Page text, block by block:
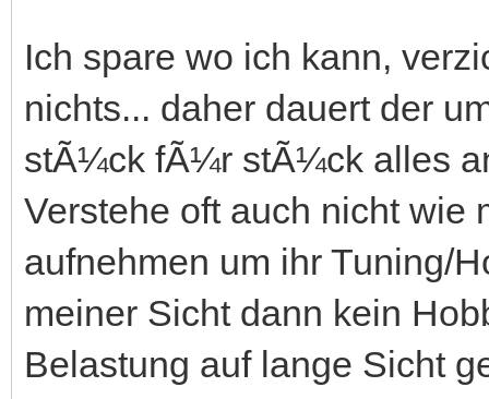
Ich spare wo ich kann,
nichts... daher dauert der
stÃ¼ck fÃ¼r stÃ¼ck alles
Verstehe oft auch nicht wie
aufnehmen um ihr Tuning/
meiner Sicht dann kein
Belastung auf lange Sicht